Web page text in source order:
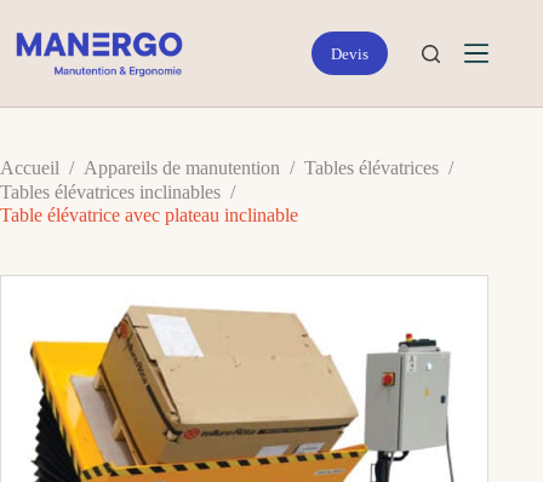
au
contenu
Accueil / Appareils de manutention / Tables élévatrices /
Tables élévatrices inclinables /
Table élévatrice avec plateau inclinable